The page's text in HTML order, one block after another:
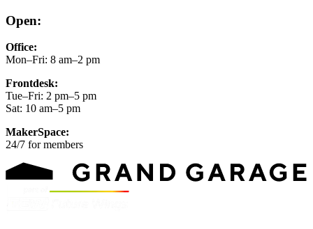
Open:
Office:
Mon–Fri: 8 am–2 pm
Frontdesk:
Tue–Fri: 2 pm–5 pm
Sat: 10 am–5 pm
MakerSpace:
24/7 for members